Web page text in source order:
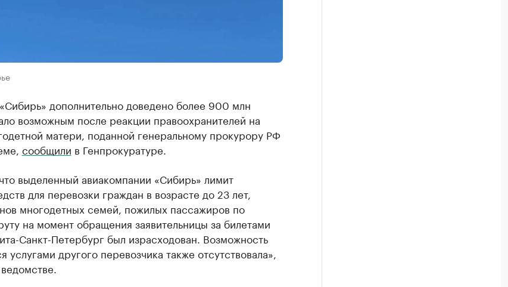
дополнительно доведено более 900 млн
возможным после реакции правоохранителей на
матери, поданной генеральному прокурору РФ
сообщили в Генпрокуратуре.
выделенный авиакомпании «Сибирь» лимит
для перевозки граждан в возрасте до 23 лет,
многодетных семей, пожилых пассажиров по
на момент обращения заявительницы за билетами
Санкт-Петербург был израсходован. Возможность
услугами другого перевозчика также отсутствовала»,